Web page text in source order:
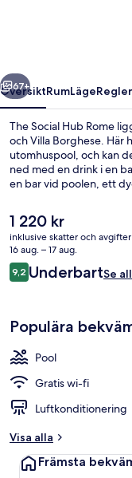
Nästa
67+
ÖversiktRumLägeRegler
The Social Hub Rome
och Villa Borghese. Här
utomhuspool, och kan
ned med en drink i en
en bar vid poolen, ett
Scalo S. Lorenzo och till
gå.
Det
nuvarande
priset
är
1 220 kr
1 220 kr
inklusive skatter och avgifter
16 aug. – 17 aug.
Recensioner
9,29,2 av 10,
UnderbartSe
Populära
Pool
Gratis wi-fi
Luftkonditionering
Visa alla
Främsta